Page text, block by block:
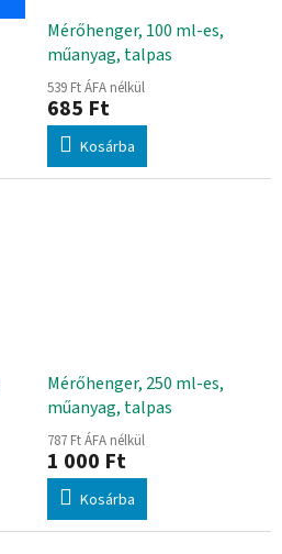
Mérőhenger, 100 ml-es,
műanyag, talpas
539 Ft ÁFA nélkül
685 Ft
Kosárba
Mérőhenger, 250 ml-es,
műanyag, talpas
787 Ft ÁFA nélkül
1 000 Ft
Kosárba